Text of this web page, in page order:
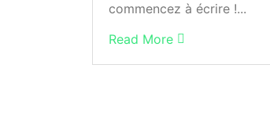
commencez à écrire !...
Read More